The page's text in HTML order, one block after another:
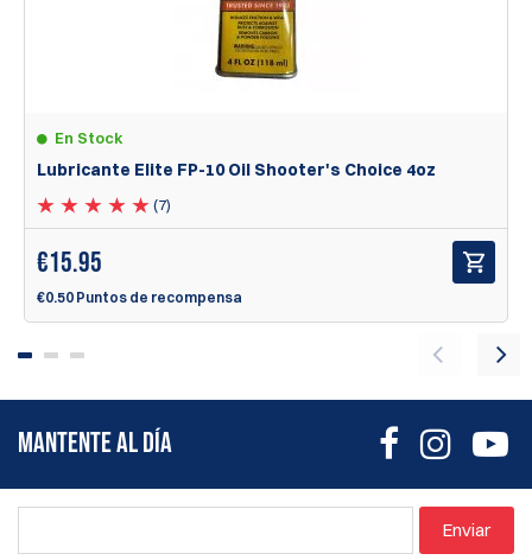
En Stock
Lubricante Elite FP-10 Oil Shooter's Choice 4oz
(7)
€15.95
€0.50 Puntos de recompensa
MANTENTE AL DÍA
Enviar